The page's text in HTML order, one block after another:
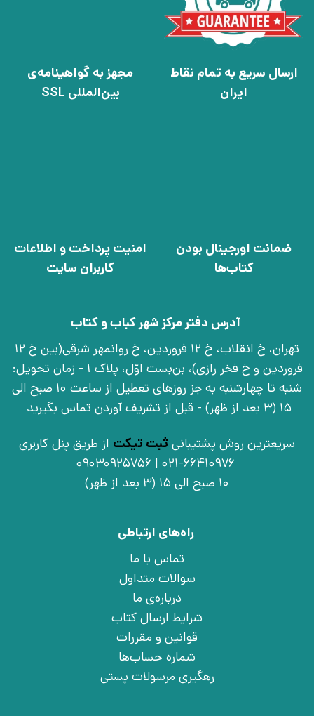
ارسال سریع به تمام نقاط
ایران
مجهز به گواهینامه‌ی
بین‌المللی SSL
ضمانت اورجینال بودن
کتاب‌ها
امنیت پرداخت و اطلاعات
کاربران سایت
آدرس دفتر مرکز شهر کباب و کتاب
تهران، خ انقلاب، خ 12 فروردین، خ روانمهر شرقی(بین خ 12
فروردین و خ فخر رازی)، بن‌بست اوّل، پلاک 1 - زمان تحویل:
شنبه تا چهارشنبه به جز روزهای تعطیل از ساعت 10 صبح الی
15 (3 بعد از ظهر) - قبل از تشریف آوردن تماس بگیرید
سریعترین روش پشتیبانی ثبت تیکت از طریق پنل کاربری
021-66410976 | 09030925756
10 صبح الی 15 (3 بعد از ظهر)
راه‌های ارتباطی
تماس با ما
سوالات متداول
درباره‌ی ما
شرایط ارسال کتاب
قوانین و مقررات
شماره حساب‌ها
رهگیری مرسولات پستی